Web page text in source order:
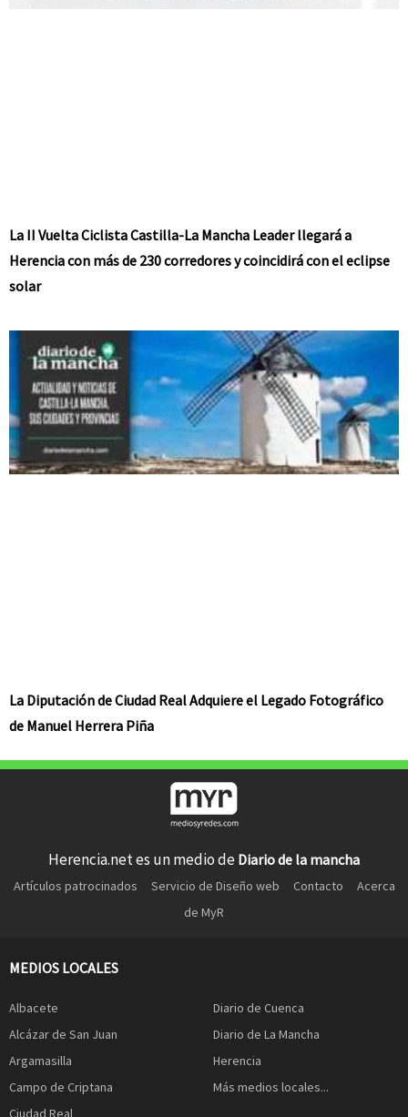
La II Vuelta Ciclista Castilla-La Mancha Leader llegará a
Herencia con más de 230 corredores y coincidirá con el eclipse
solar
La Diputación de Ciudad Real Adquiere el Legado Fotográfico
de Manuel Herrera Piña
Herencia.net es un medio de Diario de la mancha
Artículos patrocinados Servicio de Diseño web Contacto
Acerca
de MyR
MEDIOS LOCALES
Albacete
Alcázar de San Juan
Argamasilla
Campo de Criptana
Diario de Cuenca
Diario de La Mancha
Herencia
Más medios locales...